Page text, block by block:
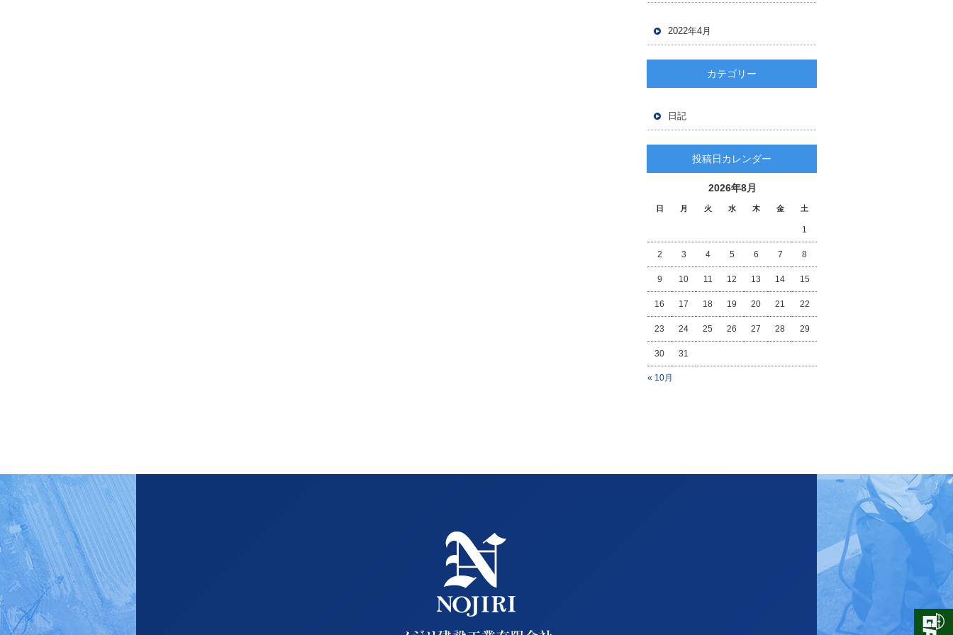
2022年4月
カテゴリー
日記
投稿日カレンダー
2026年8月
日 月 火 水 木 金 土
« 10月
1
2 3 4 5 6 7 8
9 10 11 12 13 14 15
16 17 18 19 20 21 22
23 24 25 26 27 28 29
30 31